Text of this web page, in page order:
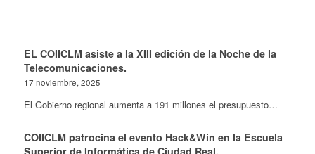
EL COIICLM asiste a la XIII edición de la Noche de la
Telecomunicaciones.
17 noviembre, 2025
El Gobierno regional aumenta a 191 millones el presupuesto…
COIICLM patrocina el evento Hack&Win en la Escuela
Superior de Informática de Ciudad Real.